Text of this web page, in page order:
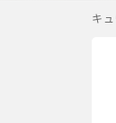
キ